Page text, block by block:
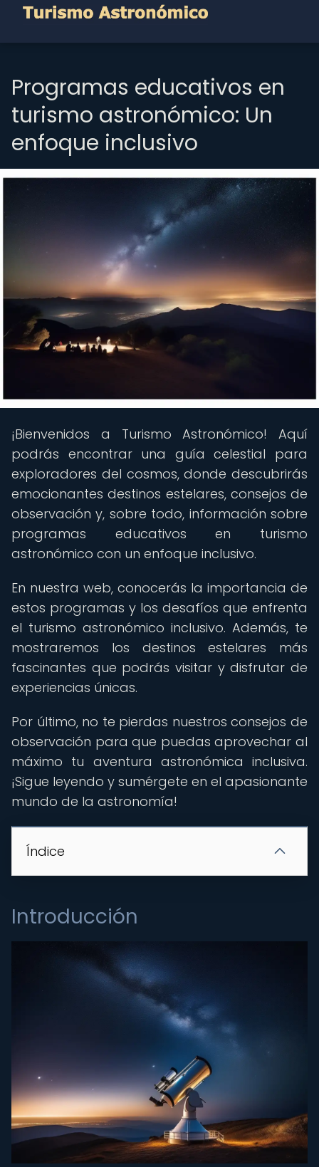
Programas educativos en
turismo astronómico: Un
enfoque inclusivo
¡Bienvenidos a Turismo Astronómico! Aquí
podrás encontrar una guía celestial para
exploradores del cosmos, donde descubrirás
emocionantes destinos estelares, consejos de
observación y, sobre todo, información sobre
programas educativos en turismo
astronómico con un enfoque inclusivo.
En nuestra web, conocerás la importancia de
estos programas y los desafíos que enfrenta
el turismo astronómico inclusivo. Además, te
mostraremos los destinos estelares más
fascinantes que podrás visitar y disfrutar de
experiencias únicas.
Por último, no te pierdas nuestros consejos de
observación para que puedas aprovechar al
máximo tu aventura astronómica inclusiva.
¡Sigue leyendo y sumérgete en el apasionante
mundo de la astronomía!
Índice
Introducción